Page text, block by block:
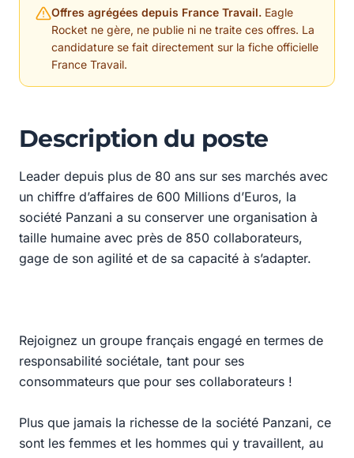
Offres agrégées depuis France Travail. Eagle
Rocket ne gère, ne publie ni ne traite ces offres. La
candidature se fait directement sur la fiche officielle
France Travail.
Description du poste
Leader depuis plus de 80 ans sur ses marchés avec
un chiffre d’affaires de 600 Millions d’Euros, la
société Panzani a su conserver une organisation à
taille humaine avec près de 850 collaborateurs,
gage de son agilité et de sa capacité à s’adapter.
Rejoignez un groupe français engagé en termes de
responsabilité sociétale, tant pour ses
consommateurs que pour ses collaborateurs !
Plus que jamais la richesse de la société Panzani, ce
sont les femmes et les hommes qui y travaillent, au